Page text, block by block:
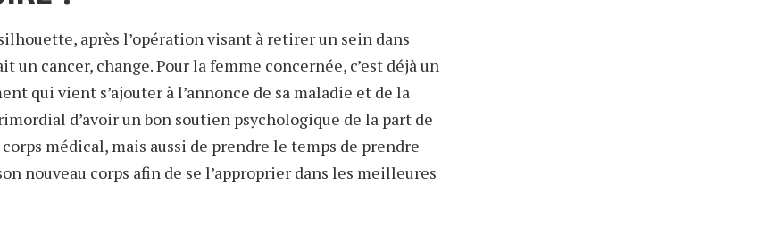
après l’opération visant à retirer un sein dans
un cancer, change. Pour la femme concernée, c’est déjà un
qui vient s’ajouter à l’annonce de sa maladie et de la
d’avoir un bon soutien psychologique de la part de
médical, mais aussi de prendre le temps de prendre
nouveau corps afin de se l’approprier dans les meilleures